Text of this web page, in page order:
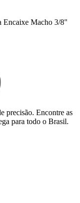
Encaixe Macho 3/8"
precisão. Encontre as
para todo o Brasil.